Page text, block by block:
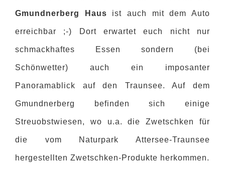
Gmundnerberg Haus ist auch mit dem Auto
erreichbar ;-) Dort erwartet euch nicht nur
schmackhaftes Essen sondern (bei
Schönwetter) auch ein imposanter
Panoramablick auf den Traunsee. Auf dem
Gmundnerberg befinden sich einige
Streuobstwiesen, wo u.a. die Zwetschken für
die vom Naturpark Attersee-Traunsee
hergestellten Zwetschken-Produkte herkommen.